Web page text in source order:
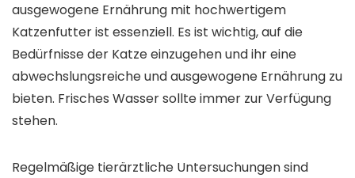
ausgewogene Ernährung mit hochwertigem
Katzenfutter ist essenziell. Es ist wichtig, auf die
Bedürfnisse der Katze einzugehen und ihr eine
abwechslungsreiche und ausgewogene Ernährung zu
bieten. Frisches Wasser sollte immer zur Verfügung
stehen.
Regelmäßige tierärztliche Untersuchungen sind